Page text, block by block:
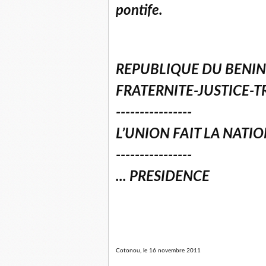
pontife.
REPUBLIQUE DU BENIN
FRATERNITE-JUSTICE-
----------------
L’UNION FAIT LA
----------------
... PRESIDENCE
Cotonou, le 16 novembre 2011